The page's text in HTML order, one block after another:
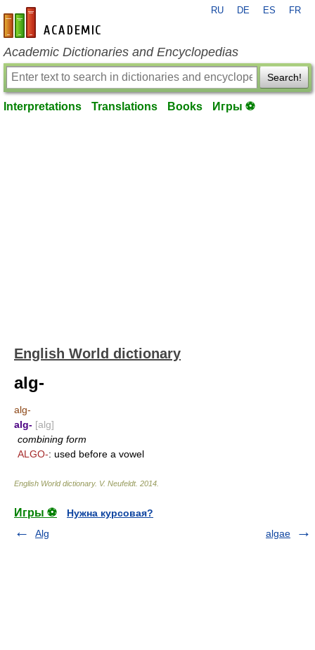
en-academic.com
RU DE ES FR
Academic Dictionaries and Encyclopedias
Search!
Interpretations Translations Books Игры ⚽
English World dictionary
alg-
alg-
alg- [alg]
combining form
ALGO-: used before a vowel
English World dictionary. V. Neufeldt. 2014
Игры ⚽
Нужна курсовая?
Alg
algae